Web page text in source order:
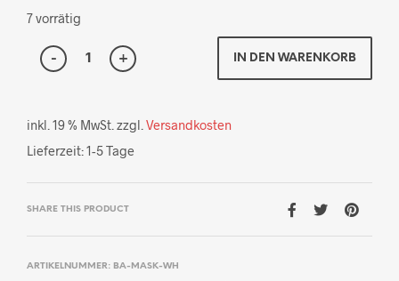
7 vorrätig
IN DEN WARENKORB
inkl. 19 % MwSt. zzgl. Versandkosten
Lieferzeit:1-5 Tage
SHARE THIS PRODUCT
ARTIKELNUMMER: BA-MASK-WH